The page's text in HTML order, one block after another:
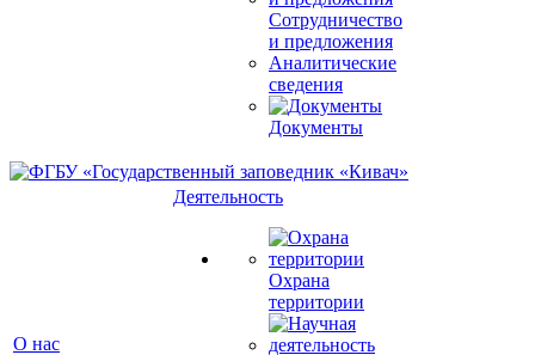
Сотрудничество
и предложения
Аналитические
сведения
Документы
О нас
Деятельность
Охрана
территории